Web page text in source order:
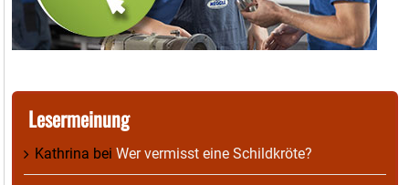
Lesermeinung
Kathrina bei Wer vermisst eine Schildkröte?